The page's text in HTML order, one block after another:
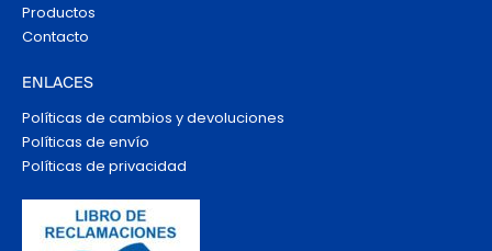
Productos
Contacto
ENLACES
Políticas de cambios y devoluciones
Políticas de envío
Políticas de privacidad